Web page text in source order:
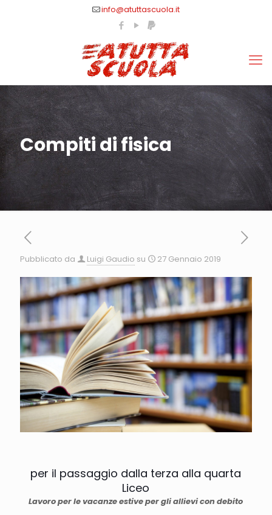
info@atuttascuola.it
Compiti di fisica
Pubblicato da Luigi Gaudio su 27 Gennaio 2019
per il passaggio dalla terza alla quarta
Liceo
Lavoro per le vacanze estive per gli allievi con debito